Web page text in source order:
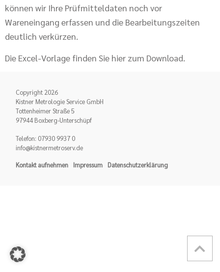
können wir Ihre Prüfmitteldaten noch vor
Wareneingang erfassen und die Bearbeitungszeiten
deutlich verkürzen.
Die Excel-Vorlage finden Sie hier zum Download.
Copyright 2026
Kistner Metrologie Service GmbH
Tottenheimer Straße 5
97944 Boxberg-Unterschüpf
Telefon: 07930 9937 0
info@kistnermetroserv.de
Kontakt aufnehmen Impressum Datenschutzerklärung